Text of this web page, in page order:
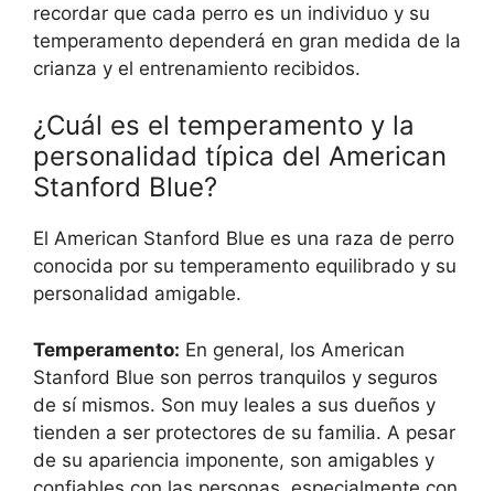
recordar que cada perro es un individuo y su
temperamento dependerá en gran medida de la
crianza y el entrenamiento recibidos.
¿Cuál es el temperamento y la
personalidad típica del American
Stanford Blue?
El American Stanford Blue es una raza de perro
conocida por su temperamento equilibrado y su
personalidad amigable.
Temperamento: En general, los American
Stanford Blue son perros tranquilos y seguros
de sí mismos. Son muy leales a sus dueños y
tienden a ser protectores de su familia. A pesar
de su apariencia imponente, son amigables y